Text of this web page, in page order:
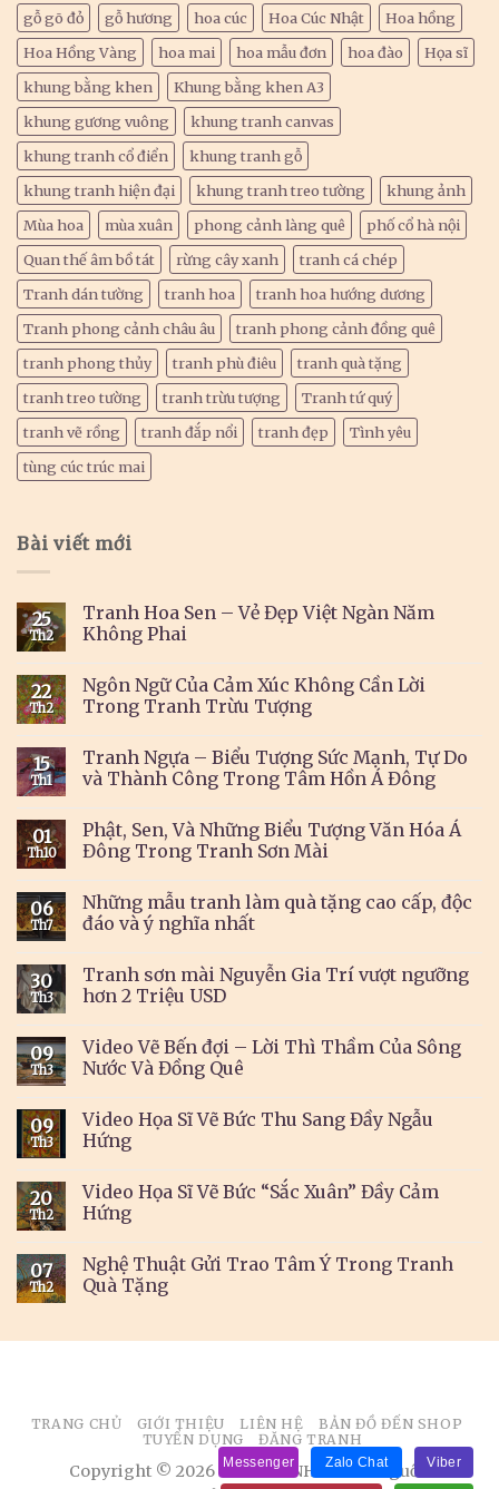
gỗ gõ đỏ
gỗ hương hoa cúc Hoa Cúc Nhật
Hoa hồng
Hoa Hồng Vàng
hoa mai hoa mẫu đơn hoa đào
Họa sĩ
khung bằng khen
Khung bằng khen A3
khung gương vuông
khung tranh canvas
khung tranh cổ điển
khung tranh gỗ
khung tranh hiện đại
khung tranh treo tường
khung ảnh
Mùa hoa
mùa xuân phong cảnh làng quê
phố cổ hà nội
Quan thế âm bồ tát
rừng cây xanh
tranh cá chép
Tranh dán tường
tranh hoa
tranh hoa hướng dương
Tranh phong cảnh châu âu
tranh phong cảnh đồng quê
tranh phong thủy
tranh phù điêu
tranh quà tặng
tranh treo tường
tranh trừu tượng
Tranh tứ quý
tranh vẽ rồng
tranh đắp nổi tranh đẹp
Tình yêu
tùng cúc trúc mai
Bài viết mới
25
Th2
Tranh Hoa Sen – Vẻ Đẹp Việt Ngàn Năm
Không Phai
22
Th2
Ngôn Ngữ Của Cảm Xúc Không Cần Lời
Trong Tranh Trừu Tượng
15
Th1
Tranh Ngựa – Biểu Tượng Sức Mạnh, Tự Do
và Thành Công Trong Tâm Hồn Á Đông
01
Th10
Phật, Sen, Và Những Biểu Tượng Văn Hóa Á
Đông Trong Tranh Sơn Mài
06
Th7
Những mẫu tranh làm quà tặng cao cấp, độc
đáo và ý nghĩa nhất
30
Th3
Tranh sơn mài Nguyễn Gia Trí vượt ngưỡng
hơn 2 Triệu USD
09
Th3
Video Vẽ Bến đợi – Lời Thì Thầm Của Sông
Nước Và Đồng Quê
09
Th3
Video Họa Sĩ Vẽ Bức Thu Sang Đầy Ngẫu
Hứng
20
Th2
Video Họa Sĩ Vẽ Bức “Sắc Xuân” Đầy Cảm
Hứng
07
Th2
Nghệ Thuật Gửi Trao Tâm Ý Trong Tranh
Quà Tặng
TRANG CHỦ GIỚI THIỆU LIÊN HỆ
BẢN ĐỒ ĐẾN SHOP
TUYỂN DỤNG
ĐĂNG TRANH
Copyright © 2026 BÁN TRANH. Ghi rõ nguồnViber
Zalo Chat
Messenger